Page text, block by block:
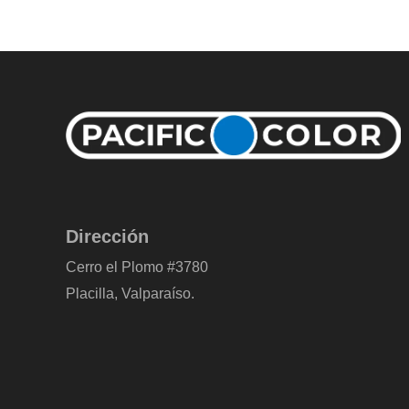
Dirección
Cerro el Plomo #3780
Placilla, Valparaíso.